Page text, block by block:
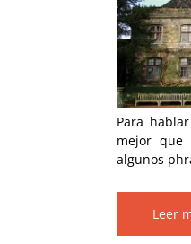
Para
mejor que
algunos
Leer